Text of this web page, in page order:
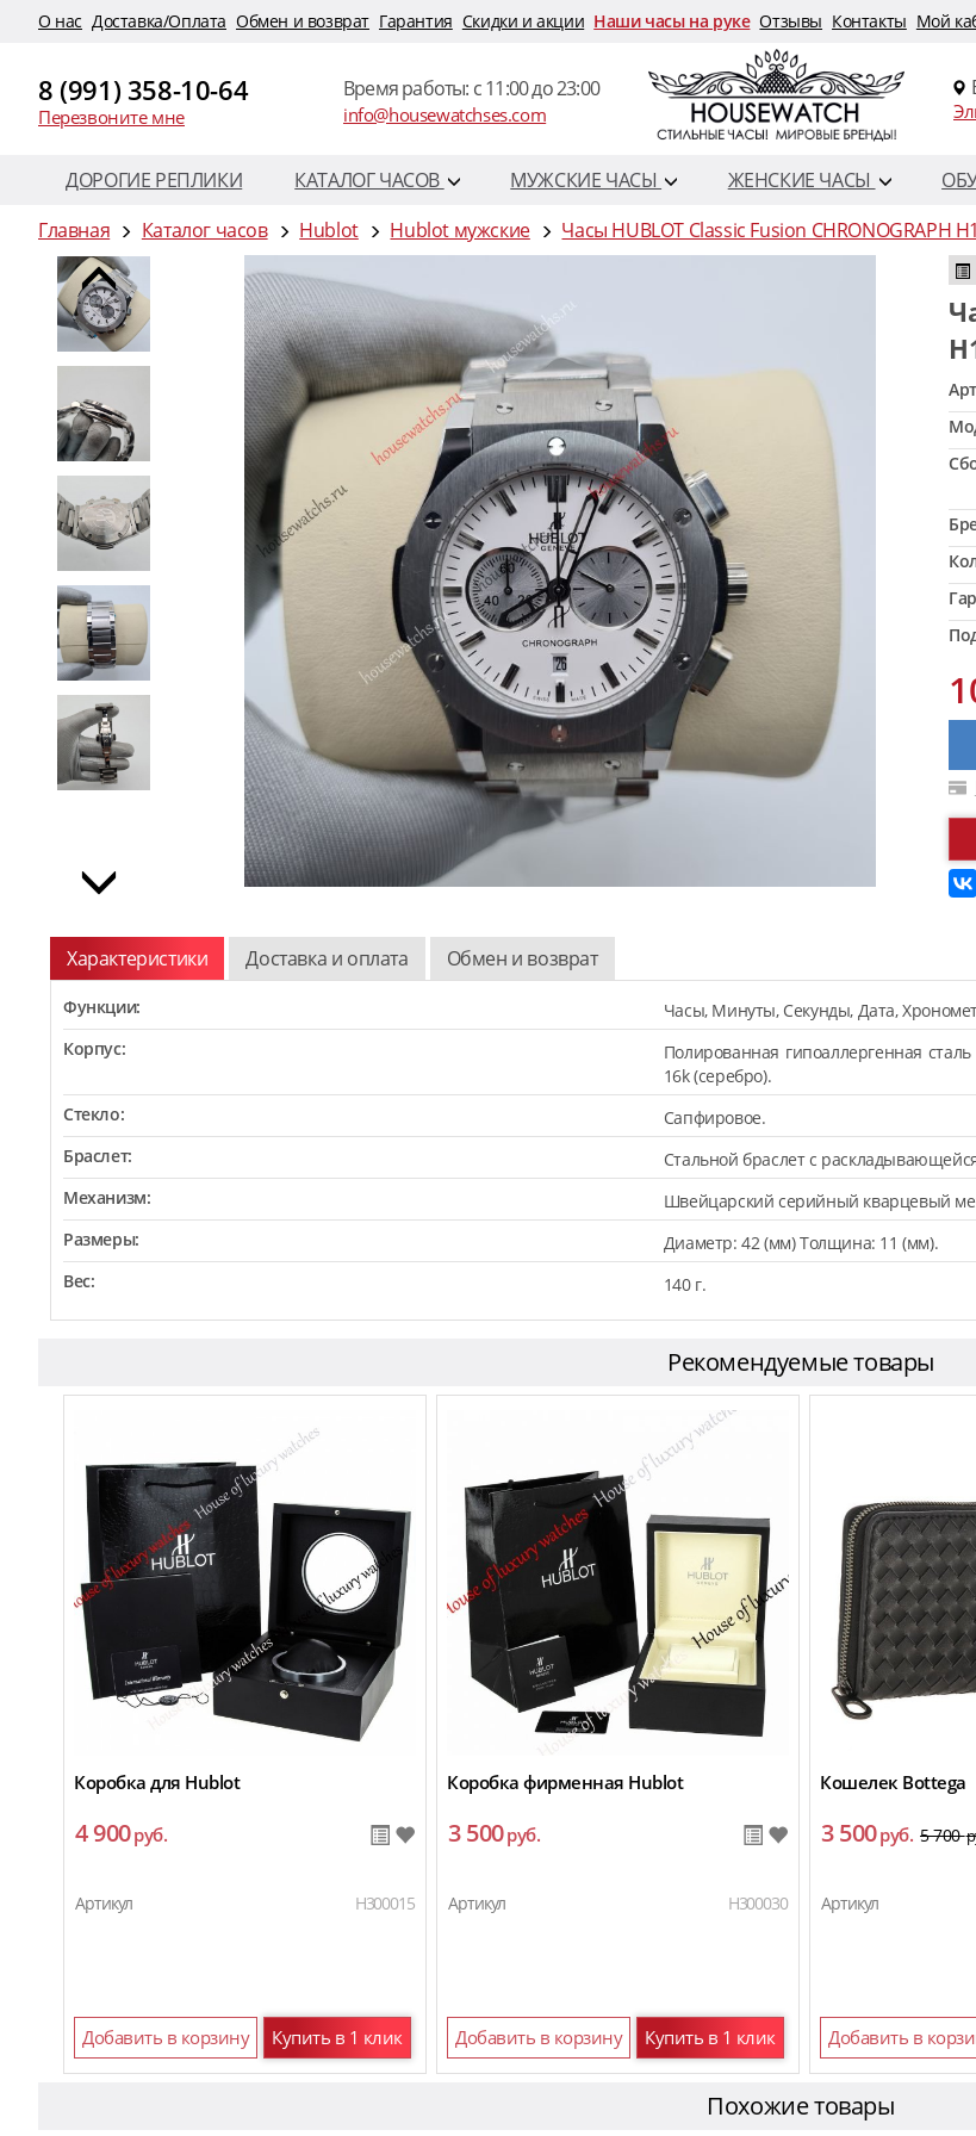
O нас Доставка/Оплата Обмен и возврат Гарантия Скидки и акции Наши часы на руке Отзывы Контакты Мой
8 (991) 358-10-64
Перезвоните мне
Время работы: c 11:00 до 23:00
info@housewatchses.com
ДОРОГИЕ РЕПЛИКИ КАТАЛОГ ЧАСОВ МУЖСКИЕ ЧАСЫ ЖЕНСКИЕ ЧАСЫ
Главная
Каталог часов Hublot Hublot мужские Часы HUBLOT Classic Fusion CHRONOGRAPH
Часы HUBLOT Classic Fusion CHRONOGRAPH
Характеристики Доставка и оплата Обмен и возврат
Функции:
Часы, Минуты, Секунды, Дата,
Корпус:
Полированная гипоаллергенная
16k (серебро).
Стекло:
Сапфировое.
Браслет:
Стальной браслет с
Механизм:
Швейцарский серийный кварцевый
Размеры:
Диаметр: 42 (мм) Толщина: 11 (мм).
Вес:
140 г.
Рекомендуемые товары
Коробка для Hublot
4 900руб.
Артикул H300015
Добавить в корзину Купить в 1 клик
Коробка фирменная Hublot
3 500руб.
Артикул H300030
Добавить в корзину Купить в 1 клик
Кошелек Bottega
3 500руб. 5 700
Артикул
Добавить в
Похожие товары